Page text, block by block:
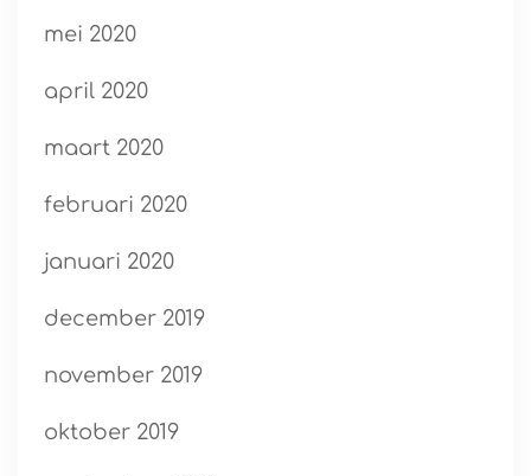
mei 2020
april 2020
maart 2020
februari 2020
januari 2020
december 2019
november 2019
oktober 2019